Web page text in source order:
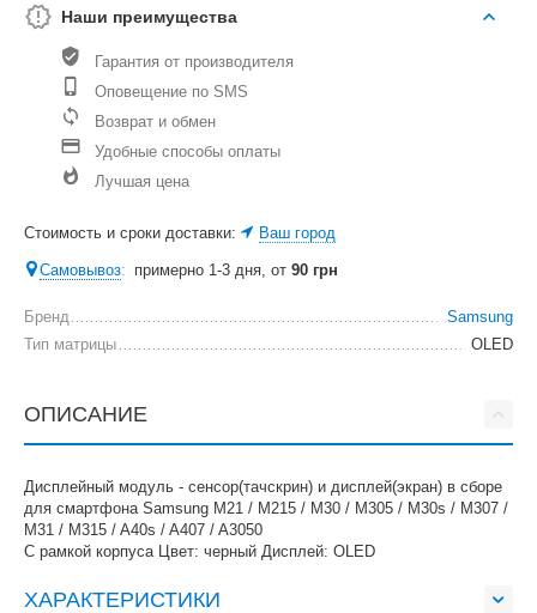
Наши преимущества
Гарантия от производителя
Оповещение по SMS
Возврат и обмен
Удобные способы оплаты
Лучшая цена
Стоимость и сроки доставки: Ваш город
Самовывоз: примерно 1-3 дня, от90 грн
Бренд
Samsung
Тип матрицы
OLED
ОПИСАНИЕ
Дисплейный модуль - сенсор(тачскрин) и дисплей(экран) в сборе
для смартфона Samsung M21 / M215 / M30 / M305 / M30s / M307 /
M31 / M315 / A40s / A407 / A3050
С рамкой корпуса Цвет: черный Дисплей: OLED
ХАРАКТЕРИСТИКИ